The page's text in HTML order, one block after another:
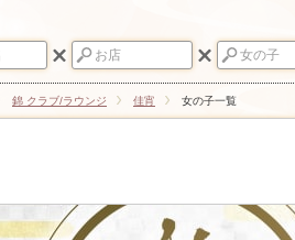
錦 クラブ/ラウンジ 佳宵 女の子一覧